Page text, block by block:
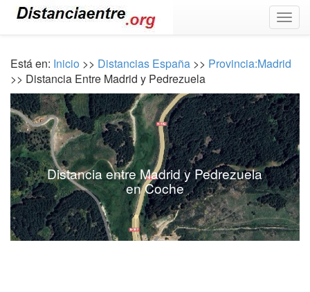
Está en: Inicio >> Distancias España >> Provincia:Madrid
>> Distancia Entre Madrid y Pedrezuela
Distancia entre Madrid y Pedrezuela
en Coche